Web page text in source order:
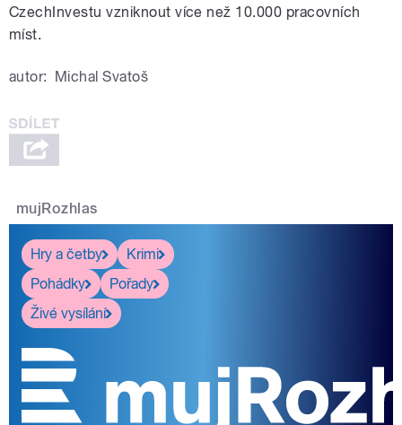
CzechInvestu vzniknout více než 10.000 pracovních
míst.
autor: Michal Svatoš
mujRozhlas
Hry a četby
Krimi
Pohádky
Pořady
Živé vysílání